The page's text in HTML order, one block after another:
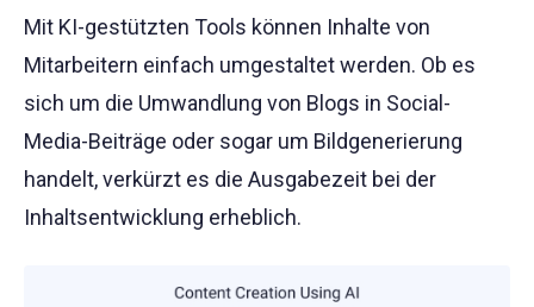
Mit KI-gestützten Tools können Inhalte von
Mitarbeitern einfach umgestaltet werden. Ob es
sich um die Umwandlung von Blogs in Social-
Media-Beiträge oder sogar um Bildgenerierung
handelt, verkürzt es die Ausgabezeit bei der
Inhaltsentwicklung erheblich.